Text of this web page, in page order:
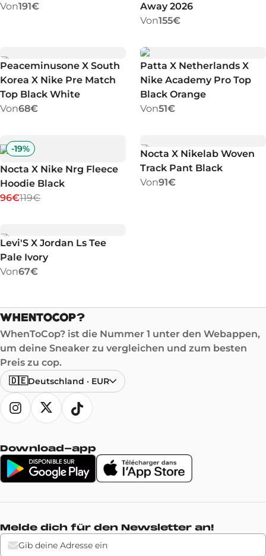
Von191€
Away 2026
Von155€
Peaceminusone X South
Korea X Nike Pre Match
Top Black White
Von68€
Patta X Netherlands X
Nike Academy Pro Top
Black Orange
Von51€
-19%
Nocta X Nike Nrg Fleece
Hoodie Black
96€119€
Nocta X Nikelab Woven
Track Pant Black
Von91€
Levi'S X Jordan Ls Tee
Pale Ivory
Von67€
WhenToCop? ist die Nummer 1 unter den Webappen,
um deine Sneaker zu vergleichen und zum besten
Preis zu cop.
🇩🇪Deutschland · EUR
Download-app
Melde dich für den Newsletter an!